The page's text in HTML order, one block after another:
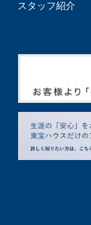
スタッフ紹介